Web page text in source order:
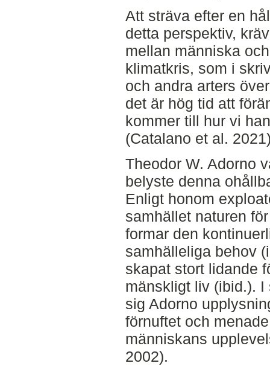
Att sträva efter en
detta perspektiv,
mellan människa
klimatkris, som i
och andra arters
det är hög tid att
kommer till hur vi
(Catalano et al.
Theodor W. Adorno
belyste denna
Enligt honom
samhället naturen
formar den
samhälleliga behov
skapat stort lidande
mänskligt liv (ibid.).
sig Adorno
förnuftet och
människans
2002).